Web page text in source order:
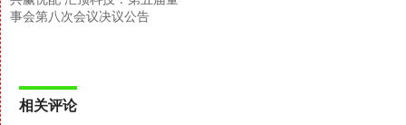
事会第八次会议决议公告
相关评论